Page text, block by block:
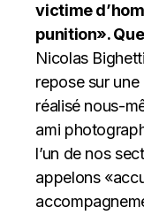
victime
punition».
Nicolas
repose sur
réalisé nous-
ami
l’un de nos
appelons